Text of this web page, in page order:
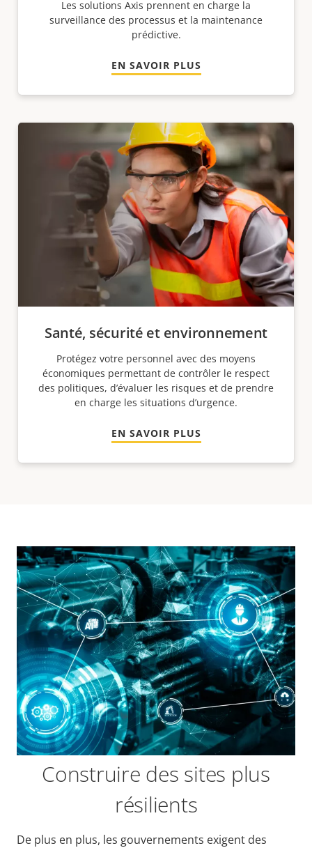
Les solutions Axis prennent en charge la
surveillance des processus et la maintenance
prédictive.
EN SAVOIR PLUS
Santé, sécurité et environnement
Protégez votre personnel avec des moyens
économiques permettant de contrôler le respect
des politiques, d’évaluer les risques et de prendre
en charge les situations d’urgence.
EN SAVOIR PLUS
Construire des sites plus
résilients
De plus en plus, les gouvernements exigent des